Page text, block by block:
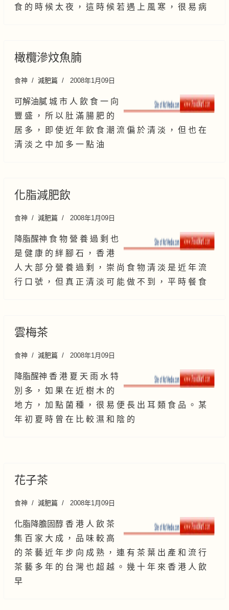
食 的 時 候 太 夜 ， 這 時 候 若 遇 上 風 寒 ， 很 易 病
橄欖滲炆魚腩
食神 減肥篇 2008年1月09日
可解油膩 城 市 人 飲 食 一 向
豐 盛 ， 所 以 肚 滿 腸 肥 的
居 多 ， 即 使 近 年 飲 食 潮 流 偏 於 清 淡 ， 但 也 在
清 淡 之 中 加 多 一 點 油
化脂減肥飲
食神 減肥篇 2008年1月09日
降脂醒神 食 物 營 養 過 剩 也
是 健 康 的 絆 腳 石 ， 香 港
人 大 部 分 營 養 過 剩 ， 崇 尚 食 物 清 淡 是 近 年 流
行 口 號 ， 但 真 正 清 淡 可 能 做 不 到 ， 平 時 餐 食
雲梅茶
食神 減肥篇 2008年1月09日
降脂醒神 香 港 夏 天 雨 水 特
別 多 ， 如 果 在 近 樹 木 的
地 方 ， 加 點 菌 種 ， 很 易 便 長 出 耳 類 食 品 。 某
年 初 夏 時 曾 在 比 較 濕 和 陰 的
花子茶
食神 減肥篇 2008年1月09日
化脂降膽固醇 香 港 人 飲 茶
集 百 家 大 成 ， 品 味 較 高
的 茶 藝 近 年 步 向 成 熟 ， 連 有 茶 葉 出 產 和 流 行
茶 藝 多 年 的 台 灣 也 超 越 。 幾 十 年 來 香 港 人 飲
早